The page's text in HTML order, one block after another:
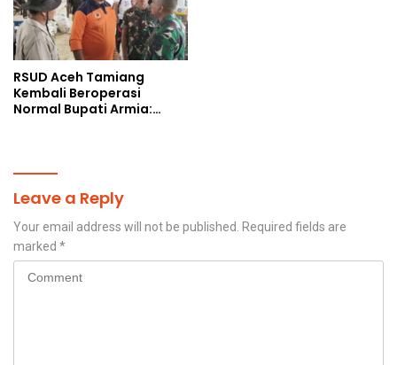
RSUD Aceh Tamiang
Kembali Beroperasi
Normal Bupati Armia:
Leave a Reply
Your email address will not be published.
Required fields are
marked *